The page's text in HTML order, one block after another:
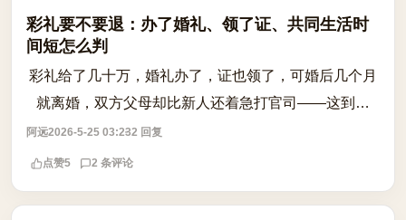
彩礼要不要退：办了婚礼、领了证、共同生活时
间短怎么判
彩礼给了几十万，婚礼办了，证也领了，可婚后几个月
就离婚，双方父母却比新人还着急打官司——这到底
是‘感情破裂’，还是‘彩礼返还’的争议战场？ 根据《民法
典》及相关司法解释，彩礼是否应...
阿远2026-5-25 03:232 回复
点赞5 2 条评论